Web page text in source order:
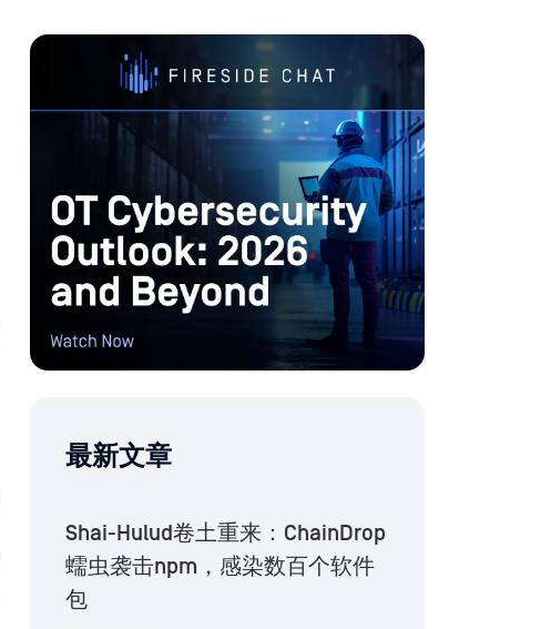
最新文章
Shai-Hulud卷土重来：ChainDrop
蠕虫袭击npm，感染数百个软件
包